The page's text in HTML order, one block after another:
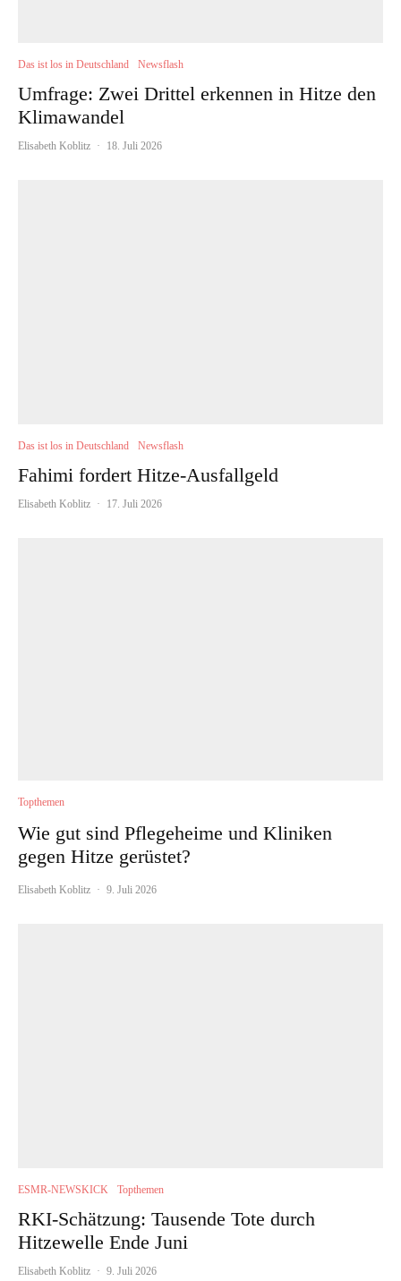
Das ist los in Deutschland Newsflash
Umfrage: Zwei Drittel erkennen in Hitze den
Klimawandel
Elisabeth Koblitz · 18. Juli 2026
Das ist los in Deutschland Newsflash
Fahimi fordert Hitze-Ausfallgeld
Elisabeth Koblitz · 17. Juli 2026
Topthemen
Wie gut sind Pflegeheime und Kliniken
gegen Hitze gerüstet?
Elisabeth Koblitz · 9. Juli 2026
ESMR-NEWSKICK Topthemen
RKI-Schätzung: Tausende Tote durch
Hitzewelle Ende Juni
Elisabeth Koblitz · 9. Juli 2026